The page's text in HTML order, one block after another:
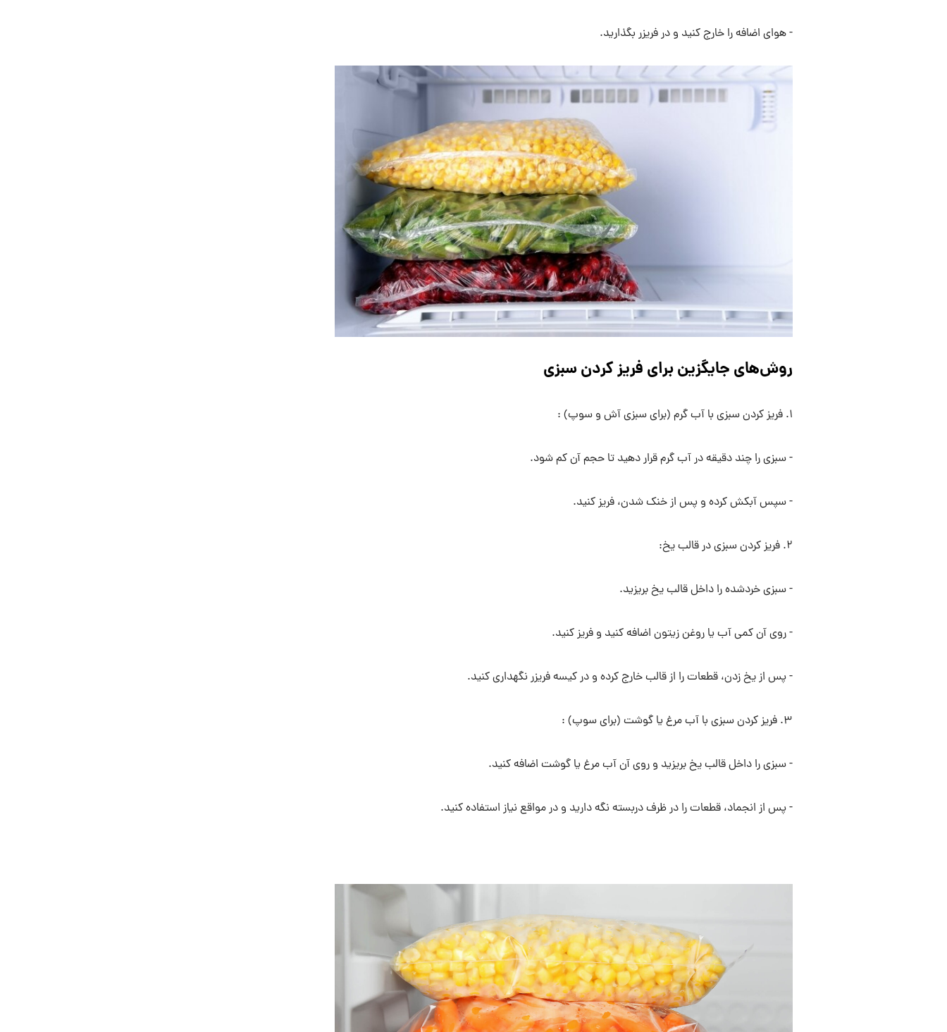
- هوای اضافه را خارج کنید و در فریزر بگذارید.
روش‌های جایگزین برای فریز کردن سبزی
۱. فریز کردن سبزی با آب گرم (برای سبزی آش و سوپ) :
- سبزی را چند دقیقه در آب گرم قرار دهید تا حجم آن کم شود.
- سپس آبکش کرده و پس از خنک شدن، فریز کنید.
۲. فریز کردن سبزی در قالب یخ:
- سبزی خردشده را داخل قالب یخ بریزید.
- روی آن کمی آب یا روغن زیتون اضافه کنید و فریز کنید.
- پس از یخ زدن، قطعات را از قالب خارج کرده و در کیسه فریزر نگهداری کنید.
۳. فریز کردن سبزی با آب مرغ یا گوشت (برای سوپ) :
- سبزی را داخل قالب یخ بریزید و روی آن آب مرغ یا گوشت اضافه کنید.
- پس از انجماد، قطعات را در ظرف دربسته نگه دارید و در مواقع نیاز استفاده کنید.